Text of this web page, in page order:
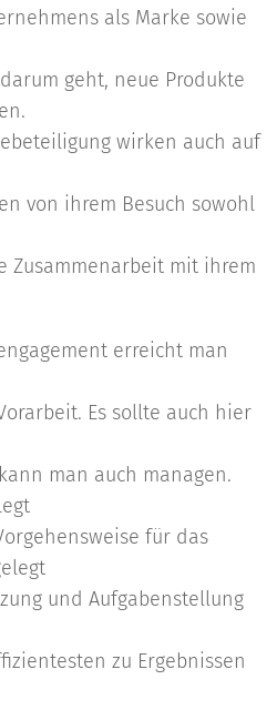
als Marke sowie
geht, neue Produkte
wirken auch auf
von ihrem Besuch sowohl
Zusammenarbeit mit ihrem
erreicht man
Es sollte auch hier
man auch managen.
für das
und Aufgabenstellung
zu Ergebnissen